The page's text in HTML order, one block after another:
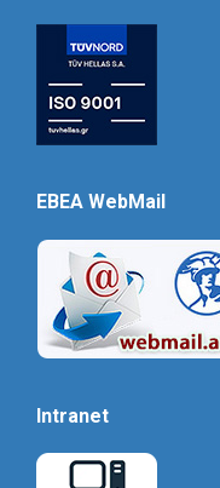
EBEA WebMail
Intranet